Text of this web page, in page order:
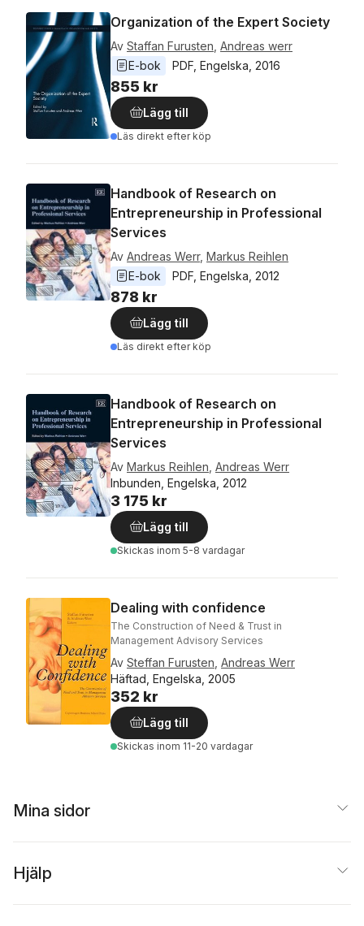
Organization of the Expert Society
Av Staffan Furusten Andreas werr
E-bok
PDF Engelska 2016
855 kr
Lägg till
Läs direkt efter köp
Handbook of Research on
Entrepreneurship in Professional
Services
Av Andreas Werr, Markus Reihlen
E-bok
PDF Engelska 2012
878 kr
Lägg till
Läs direkt efter köp
Handbook of Research on
Entrepreneurship in Professional
Services
Av Markus Reihlen Andreas Werr
Inbunden, Engelska, 2012
3 175 kr
Lägg till
Skickas inom 5-8 vardagar
Dealing with confidence
The Construction of Need & Trust in
Management Advisory Services
Av Steffan Furusten Andreas Werr
Häftad, Engelska, 2005
352 kr
Lägg till
Skickas inom 11-20 vardagar
Mina sidor
Hjälp